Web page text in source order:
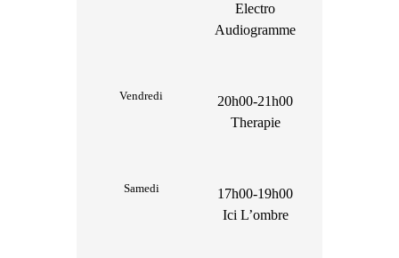
Electro
Audiogramme
Vendredi
20h00-21h00
Therapie
Samedi
17h00-19h00
Ici L’ombre